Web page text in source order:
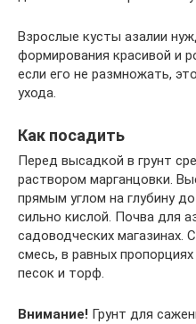
Взрослые кусты азалии
формирования красивой и
если его не размножать,
ухода.
Как посадить
Перед высадкой в грунт
раствором марганцовки.
прямым углом на глубину
сильно кислой. Почва для
садоводческих магазинах.
смесь, в равных
песок и торф.
Внимание! Грунт для